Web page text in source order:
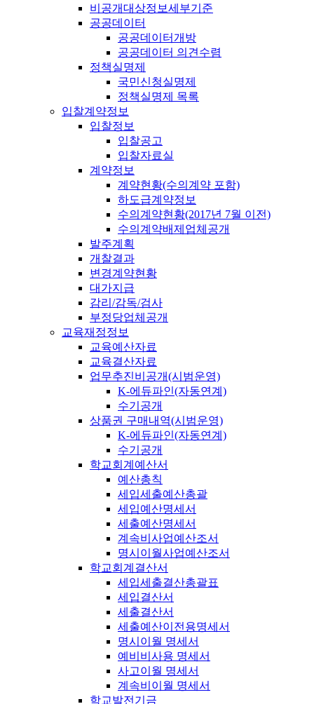
비공개대상정보세부기준
공공데이터
공공데이터개방
공공데이터 의견수렴
정책실명제
국민신청실명제
정책실명제 목록
입찰계약정보
입찰정보
입찰공고
입찰자료실
계약정보
계약현황(수의계약 포함)
하도급계약정보
수의계약현황(2017년 7월 이전)
수의계약배제업체공개
발주계획
개찰결과
변경계약현황
대가지급
감리/감독/검사
부정당업체공개
교육재정정보
교육예산자료
교육결산자료
업무추진비공개(시범운영)
K-에듀파인(자동연계)
수기공개
상품권 구매내역(시범운영)
K-에듀파인(자동연계)
수기공개
학교회계예산서
예산총칙
세입세출예산총괄
세입예산명세서
세출예산명세서
계속비사업예산조서
명시이월사업예산조서
학교회계결산서
세입세출결산총괄표
세입결산서
세출결산서
세출예산이전용명세서
명시이월 명세서
예비비사용 명세서
사고이월 명세서
계속비이월 명세서
학교발전기금